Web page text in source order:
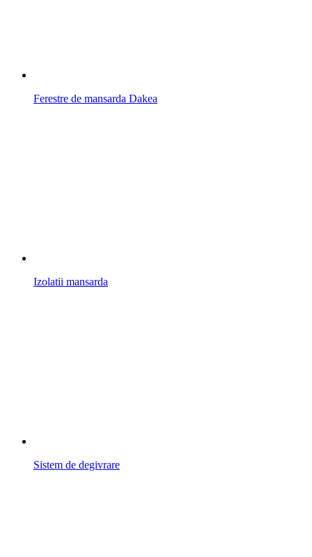
Ferestre de mansarda Dakea
Izolatii mansarda
Sistem de degivrare